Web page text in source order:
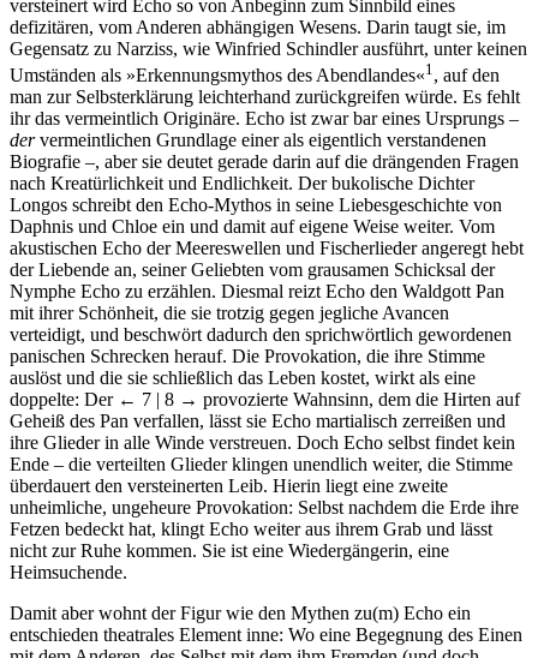
versteinert wird Echo so von Anbeginn zum Sinnbild eines
defizitären, vom Anderen abhängigen Wesens. Darin taugt sie, im
Gegensatz zu Narziss, wie Winfried Schindler ausführt, unter keinen
Umständen als »Erkennungsmythos des Abendlandes«1 , auf den
man zur Selbsterklärung leichterhand zurückgreifen würde. Es fehlt
ihr das vermeintlich Originäre. Echo ist zwar bar eines Ursprungs –
dervermeintlichen Grundlage einer als eigentlich verstandenen
Biografie –, aber sie deutet gerade darin auf die drängenden Fragen
nach Kreatürlichkeit und Endlichkeit. Der bukolische Dichter
Longos schreibt den Echo-Mythos in seine Liebesgeschichte von
Daphnis und Chloe ein und damit auf eigene Weise weiter. Vom
akustischen Echo der Meereswellen und Fischerlieder angeregt hebt
der Liebende an, seiner Geliebten vom grausamen Schicksal der
Nymphe Echo zu erzählen. Diesmal reizt Echo den Waldgott Pan
mit ihrer Schönheit, die sie trotzig gegen jegliche Avancen
verteidigt, und beschwört dadurch den sprichwörtlich gewordenen
panischen Schrecken herauf. Die Provokation, die ihre Stimme
auslöst und die sie schließlich das Leben kostet, wirkt als eine
doppelte: Der ← 7 | 8 → provozierte Wahnsinn, dem die Hirten auf
Geheiß des Pan verfallen, lässt sie Echo martialisch zerreißen und
ihre Glieder in alle Winde verstreuen. Doch Echo selbst findet kein
Ende – die verteilten Glieder klingen unendlich weiter, die Stimme
überdauert den versteinerten Leib. Hierin liegt eine zweite
unheimliche, ungeheure Provokation: Selbst nachdem die Erde ihre
Fetzen bedeckt hat, klingt Echo weiter aus ihrem Grab und lässt
nicht zur Ruhe kommen. Sie ist eine Wiedergängerin, eine
Heimsuchende.
Damit aber wohnt der Figur wie den Mythen zu(m) Echo ein
entschieden theatrales Element inne: Wo eine Begegnung des Einen